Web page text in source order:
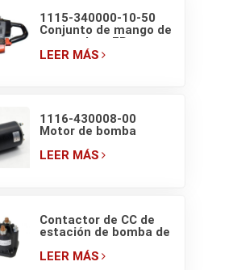
1115-340000-10-50
Conjunto de mango de
transpaleta EP con
interruptores de
LEER MÁS
1116-430008-00
Motor de bomba
transpaleta eléctrica
LEER MÁS
Contactor de CC de
estación de bomba de
EPT20-ET ZDJ 4801
LEER MÁS